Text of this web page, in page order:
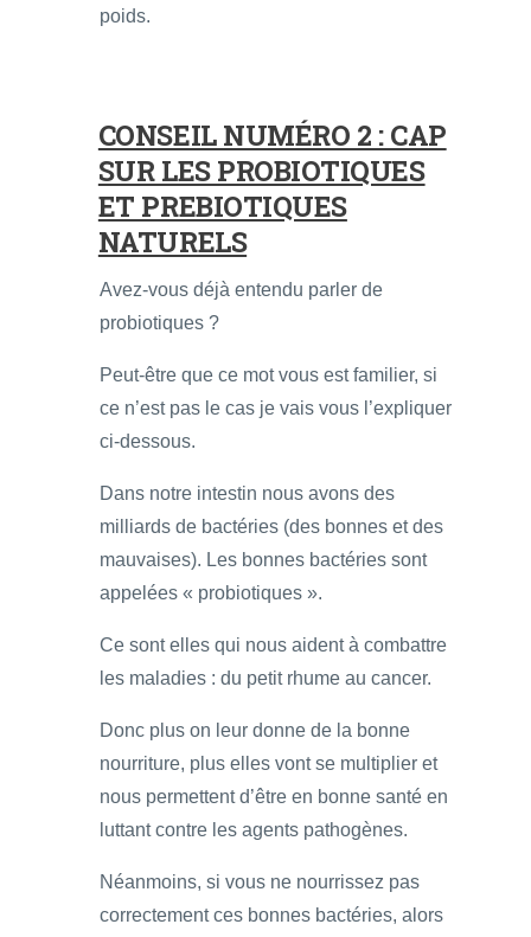
poids.
CONSEIL NUMÉRO 2 : CAP
SUR LES PROBIOTIQUES
ET PREBIOTIQUES
NATURELS
Avez-vous déjà entendu parler de
probiotiques ?
Peut-être que ce mot vous est familier, si
ce n’est pas le cas je vais vous l’expliquer
ci-dessous.
Dans notre intestin nous avons des
milliards de bactéries (des bonnes et des
mauvaises). Les bonnes bactéries sont
appelées « probiotiques ».
Ce sont elles qui nous aident à combattre
les maladies : du petit rhume au cancer.
Donc plus on leur donne de la bonne
nourriture, plus elles vont se multiplier et
nous permettent d’être en bonne santé en
luttant contre les agents pathogènes.
Néanmoins, si vous ne nourrissez pas
correctement ces bonnes bactéries, alors